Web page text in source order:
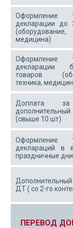
Оформление
декларации до
медицина)
Оформление
декларации
товаров
техника,
Доплата
(свыше 10 шт)
Оформление
деклараций в
праздничные дни
Дополнительный
ДТ ( со 2-го
ПЕРЕВОД